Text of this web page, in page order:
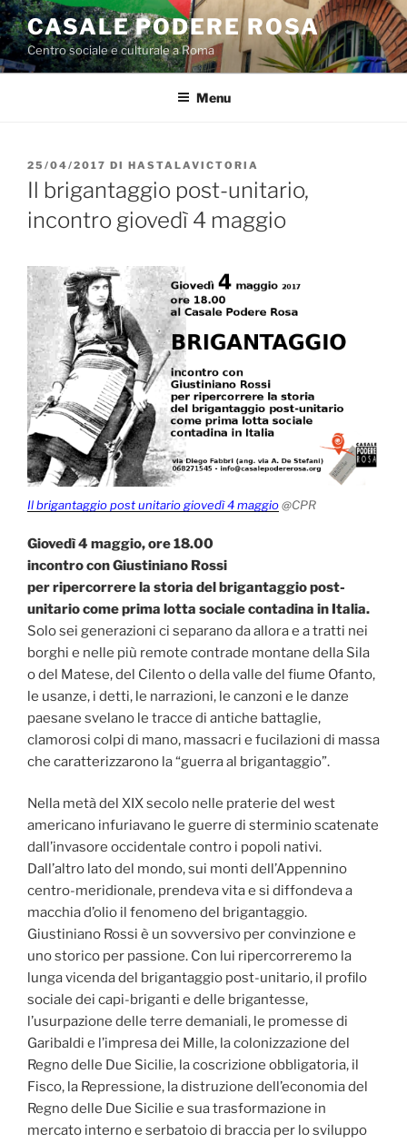
Salta
al
contenuto
CASALE PODERE ROSA
Centro sociale e culturale a Roma
Menu
PUBBLICATO
IL
25/04/2017 DI HASTALAVICTORIA
Il brigantaggio post-unitario,
incontro giovedì 4 maggio
Il brigantaggio post unitario giovedì 4 maggio@CPR
Giovedì 4 maggio, ore 18.00
incontro con Giustiniano Rossi
per ripercorrere la storia del brigantaggio post-
unitario come prima lotta sociale contadina in Italia.
Solo sei generazioni ci separano da allora e a tratti nei
borghi e nelle più remote contrade montane della Sila
o del Matese, del Cilento o della valle del fiume Ofanto,
le usanze, i detti, le narrazioni, le canzoni e le danze
paesane svelano le tracce di antiche battaglie,
clamorosi colpi di mano, massacri e fucilazioni di massa
che caratterizzarono la “guerra al brigantaggio”.
Nella metà del XIX secolo nelle praterie del west
americano infuriavano le guerre di sterminio scatenate
dall’invasore occidentale contro i popoli nativi.
Dall’altro lato del mondo, sui monti dell’Appennino
centro-meridionale, prendeva vita e si diffondeva a
macchia d’olio il fenomeno del brigantaggio.
Giustiniano Rossi è un sovversivo per convinzione e
uno storico per passione. Con lui ripercorreremo la
lunga vicenda del brigantaggio post-unitario, il profilo
sociale dei capi-briganti e delle brigantesse,
l’usurpazione delle terre demaniali, le promesse di
Garibaldi e l’impresa dei Mille, la colonizzazione del
Regno delle Due Sicilie, la coscrizione obbligatoria, il
Fisco, la Repressione, la distruzione dell’economia del
Regno delle Due Sicilie e sua trasformazione in
mercato interno e serbatoio di braccia per lo sviluppo